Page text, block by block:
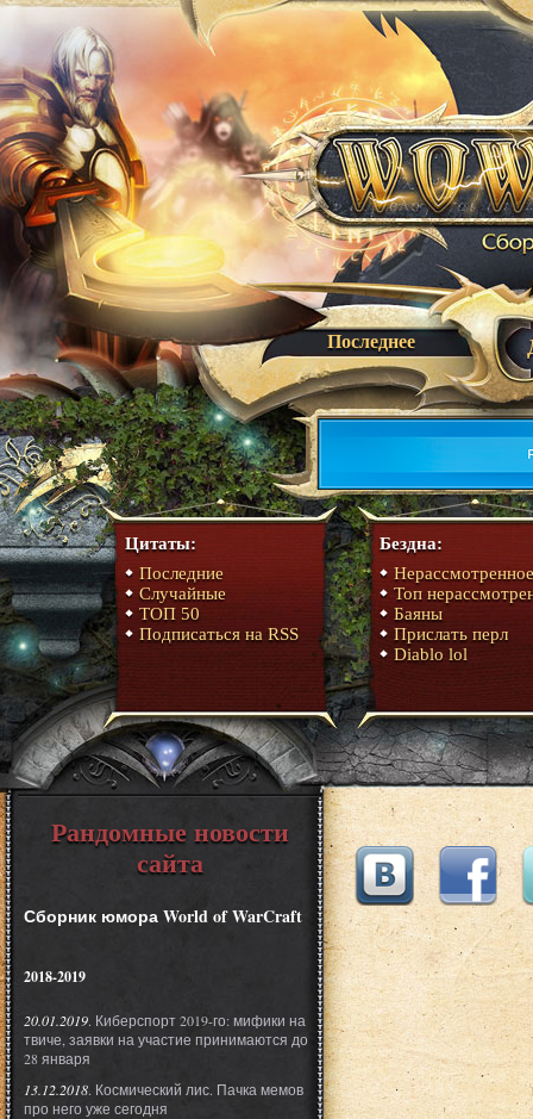
Последнее
Цитаты:
Последние
Случайные
ТОП 50
Подписаться на RSS
Бездна:
Нерассмотренное
Топ
Баяны
Прислать перл
Diablo lol
Рандомные новости
сайта
Сборник юмора World of WarCraft
2018-2019
20.01.2019. Киберспорт 2019-го: мифики на
твиче, заявки на участие принимаются до
28 января
13.12.2018. Космический лис. Пачка мемов
про него уже сегодня